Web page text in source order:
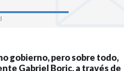
gobierno, pero sobre todo,
Gabriel Boric, a través de